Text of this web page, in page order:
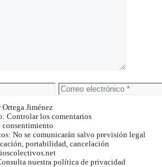
Correo
electrónico
Jiménez
Controlar los comentarios
No se comunicarán salvo previsión legal
portabilidad, cancelación
nuestra política de privacidad